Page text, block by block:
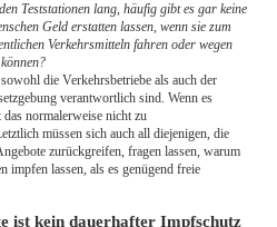
Teststationen lang, häufig gibt es gar keine
Geld erstatten lassen, wenn sie zum
Verkehrsmitteln fahren oder wegen
die Verkehrsbetriebe als auch der
verantwortlich sind. Wenn es
normalerweise nicht zu
müssen sich auch all diejenigen, die
zurückgreifen, fragen lassen, warum
impfen lassen, als es genügend freie
ist kein dauerhafter Impfschutz